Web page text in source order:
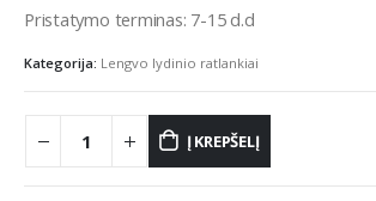
Pristatymo terminas: 7-15 d.d
Kategorija: Lengvo lydinio ratlankiai
Į KREPŠELĮ